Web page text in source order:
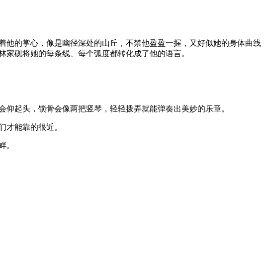
的掌心，像是幽径深处的山丘，不禁他盈盈一握，又好似她的身体曲线
砚将她的每条线、每个弧度都转化成了他的语言。
起头，锁骨会像两把竖琴，轻轻拨弄就能弹奏出美妙的乐章。
才能靠的很近。
。